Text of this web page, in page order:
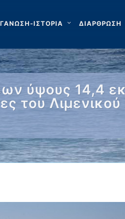
ΙΣΤΟΡΙΑ ΔΙΑΡΘΡΩΣΗ
ύψους 14,4
του